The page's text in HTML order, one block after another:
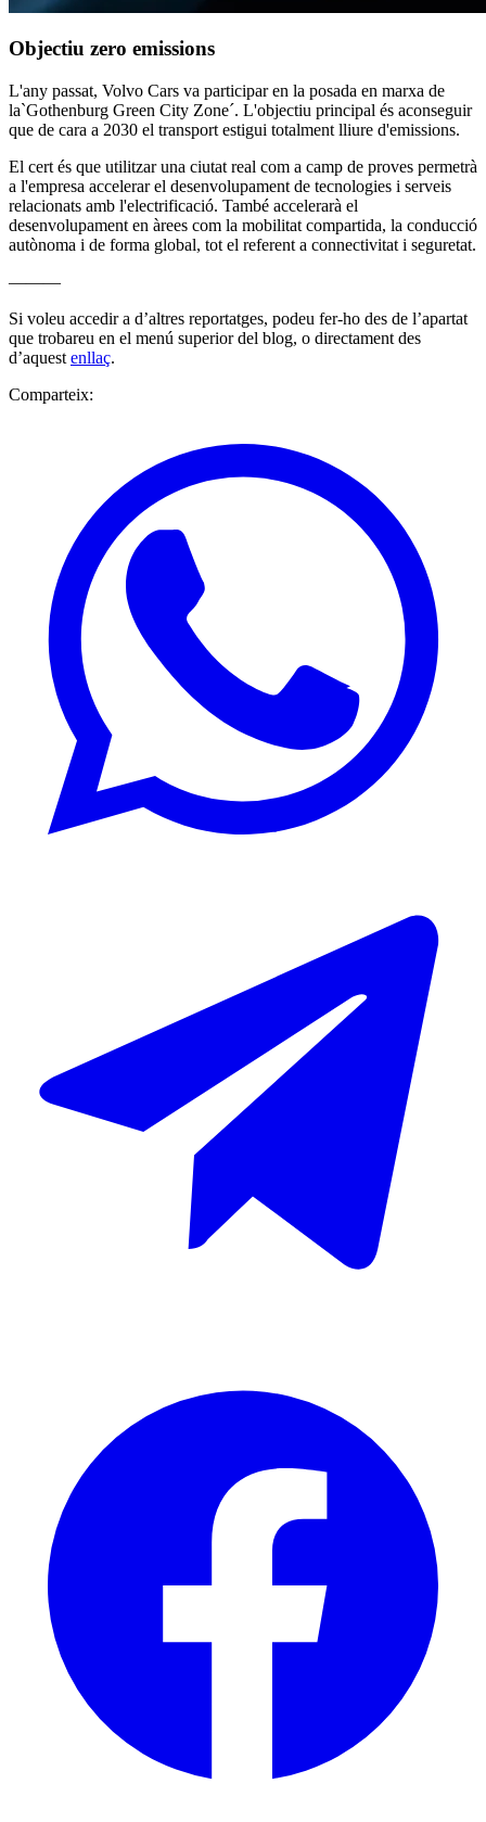
Objectiu zero emissions
L'any passat, Volvo Cars va participar en la posada en marxa de
la`Gothenburg Green City Zone´. L'objectiu principal és aconseguir
que de cara a 2030 el transport estigui totalment lliure d'emissions.
El cert és que utilitzar una ciutat real com a camp de proves permetrà
a l'empresa accelerar el desenvolupament de tecnologies i serveis
relacionats amb l'electrificació. També accelerarà el
desenvolupament en àrees com la mobilitat compartida, la conducció
autònoma i de forma global, tot el referent a connectivitat i seguretat.
———
Si voleu accedir a d’altres reportatges, podeu fer-ho des de l’apartat
que trobareu en el menú superior del blog, o directament des
d’aquest enllaç.
Comparteix: